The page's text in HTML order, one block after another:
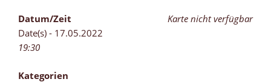
Karte nicht verfügbar
Datum/Zeit
Date(s) - 17.05.2022
19:30
Kategorien